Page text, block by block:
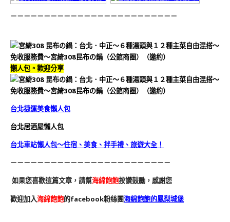
－－－－－－－－－－－－－－－－－－－－－－－－－
懶人包。歡迎分享
台北捷運美食懶人包
台北居酒屋懶人包
台北車站懶人包～住宿、美食、拌手禮、旅遊大全！
－－－－－－－－－－－－－－－－－－－－－－－－
如果您喜歡這篇文章，請幫海綿飽飽按讚鼓勵，感謝您
歡迎加入海綿飽飽的facebook粉絲團海綿飽飽的鳳梨城堡